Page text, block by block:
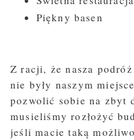
Piękny basen
Z racji, że nasza
nie były naszym
pozwolić sobie na zbyt
musieliśmy rozłożyć
jeśli macie taką